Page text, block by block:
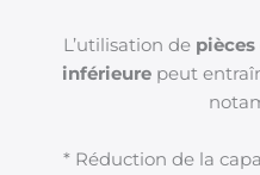
L’utilisation de
inférieure peut
* Réduction de la